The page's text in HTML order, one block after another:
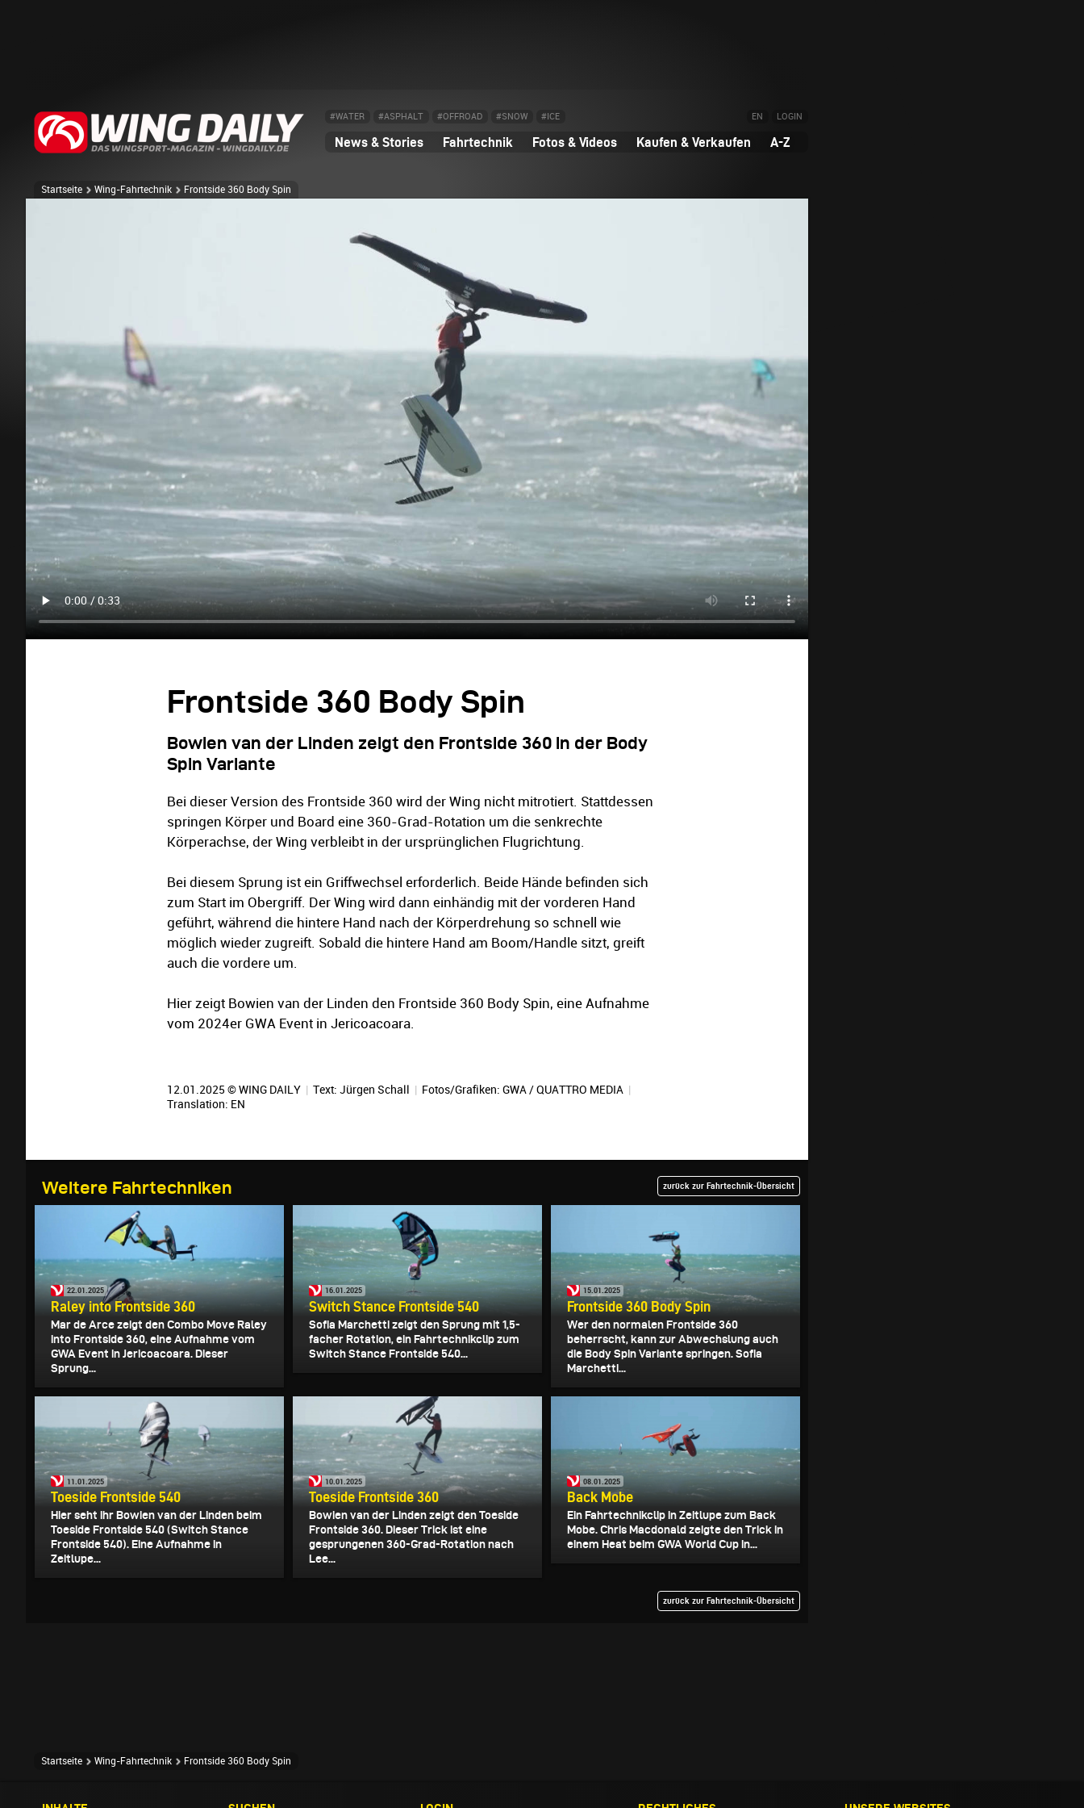
#WATER #ASPHALT #OFFROAD #SNOW #ICE EN LOGIN
News & Stories Fahrtechnik Fotos & Videos Kaufen & Verkaufen A-Z
Startseite Wing-Fahrtechnik Frontside 360 Body Spin
Frontside 360 Body Spin
Bowien van der Linden zeigt den Frontside 360 in der Body
Spin Variante
Bei dieser Version des Frontside 360 wird der Wing nicht mitrotiert. Stattdessen
springen Körper und Board eine 360-Grad-Rotation um die senkrechte
Körperachse, der Wing verbleibt in der ursprünglichen Flugrichtung.
Bei diesem Sprung ist ein Griffwechsel erforderlich. Beide Hände befinden sich
zum Start im Obergriff. Der Wing wird dann einhändig mit der vorderen Hand
geführt, während die hintere Hand nach der Körperdrehung so schnell wie
möglich wieder zugreift. Sobald die hintere Hand am Boom/Handle sitzt, greift
auch die vordere um.
Hier zeigt Bowien van der Linden den Frontside 360 Body Spin, eine Aufnahme
vom 2024er GWA Event in Jericoacoara.
12.01.2025 © WING DAILY | Text: Jürgen Schall | Fotos/Grafiken: GWA / QUATTRO MEDIA |
Translation: EN
Weitere Fahrtechniken zurück zur Fahrtechnik-Übersicht
22.01.2025
Raley into Frontside 360
Mar de Arce zeigt den Combo Move Raley
into Frontside 360, eine Aufnahme vom
GWA Event in Jericoacoara. Dieser
Sprung...
16.01.2025
Switch Stance Frontside 540
Sofia Marchetti zeigt den Sprung mit 1,5-
facher Rotation, ein Fahrtechnikclip zum
Switch Stance Frontside 540...
15.01.2025
Frontside 360 Body Spin
Wer den normalen Frontside 360
beherrscht, kann zur Abwechslung auch
die Body Spin Variante springen. Sofia
Marchetti...
11.01.2025
Toeside Frontside 540
Hier seht ihr Bowien van der Linden beim
Toeside Frontside 540 (Switch Stance
Frontside 540). Eine Aufnahme in
Zeitlupe...
10.01.2025
Toeside Frontside 360
Bowien van der Linden zeigt den Toeside
Frontside 360. Dieser Trick ist eine
gesprungenen 360-Grad-Rotation nach
Lee...
08.01.2025
Back Mobe
Ein Fahrtechnikclip in Zeitlupe zum Back
Mobe. Chris Macdonald zeigte den Trick in
einem Heat beim GWA World Cup in...
zurück zur Fahrtechnik-Übersicht
Startseite Wing-Fahrtechnik Frontside 360 Body Spin